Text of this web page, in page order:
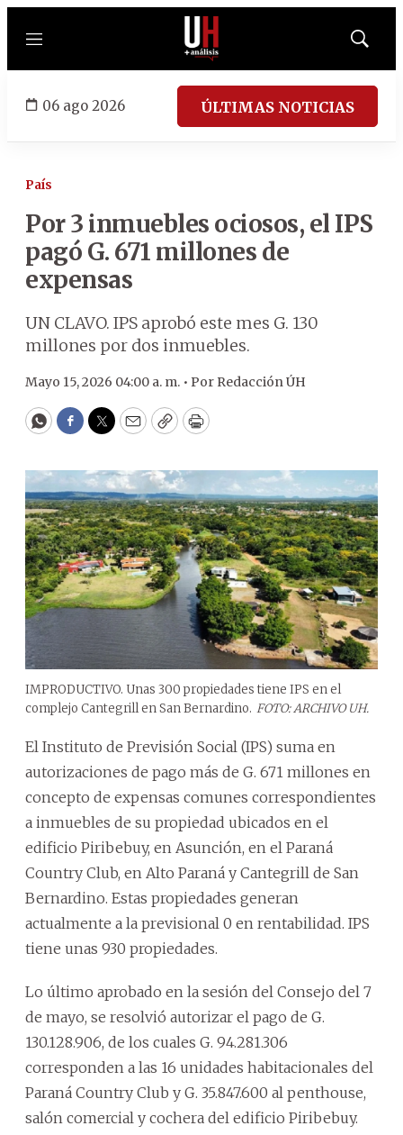
Menú
Mostrar
06 ago 2026 ÚLTIMAS NOTICIAS
País
Por 3 inmuebles ociosos, el IPS
pagó G. 671 millones de
expensas
UN CLAVO. IPS aprobó este mes G. 130
millones por dos inmuebles.
Mayo 15, 2026 04:00 a. m. • Por Redacción ÚH
WhatsApp
Facebook
Twitter
EmailCopyPrint
IMPRODUCTIVO. Unas 300 propiedades tiene IPS en el
complejo Cantegrill en San Bernardino. FOTO: ARCHIVO UH.
El Instituto de Previsión Social (IPS) suma en
autorizaciones de pago más de G. 671 millones en
concepto de expensas comunes correspondientes
a inmuebles de su propiedad ubicados en el
edificio Piribebuy, en Asunción, en el Paraná
Country Club, en Alto Paraná y Cantegrill de San
Bernardino. Estas propiedades generan
actualmente a la previsional 0 en rentabilidad. IPS
tiene unas 930 propiedades.
Lo último aprobado en la sesión del Consejo del 7
de mayo, se resolvió autorizar el pago de G.
130.128.906, de los cuales G. 94.281.306
corresponden a las 16 unidades habitacionales del
Paraná Country Club y G. 35.847.600 al penthouse,
salón comercial y cochera del edificio Piribebuy.